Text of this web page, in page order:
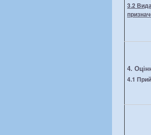
3.2
4.
4.1